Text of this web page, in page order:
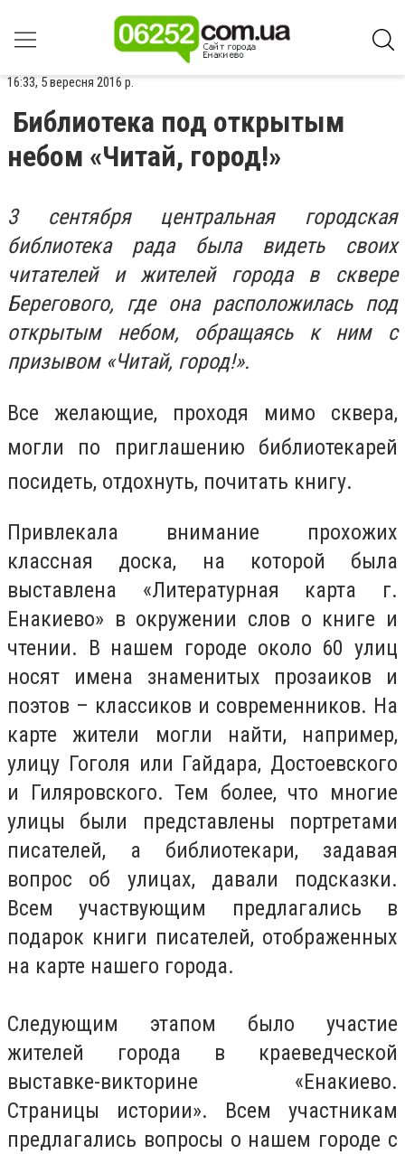
16:33, 5 вересня 2016 р.
Библиотека под открытым
небом «Читай, город!»
3 сентября центральная городская
библиотека рада была видеть своих
читателей и жителей города в сквере
Берегового, где она расположилась под
открытым небом, обращаясь к ним с
призывом «Читай, город!».
Все желающие, проходя мимо сквера,
могли по приглашению библиотекарей
посидеть, отдохнуть, почитать книгу.
Привлекала внимание прохожих
классная доска, на которой была
выставлена «Литературная карта г.
Енакиево» в окружении слов о книге и
чтении. В нашем городе около 60 улиц
носят имена знаменитых прозаиков и
поэтов – классиков и современников. На
карте жители могли найти, например,
улицу Гоголя или Гайдара, Достоевского
и Гиляровского. Тем более, что многие
улицы были представлены портретами
писателей, а библиотекари, задавая
вопрос об улицах, давали подсказки.
Всем участвующим предлагались в
подарок книги писателей, отображенных
на карте нашего города.
Следующим этапом было участие
жителей города в краеведческой
выставке-викторине «Енакиево.
Страницы истории». Всем участникам
предлагались вопросы о нашем городе с